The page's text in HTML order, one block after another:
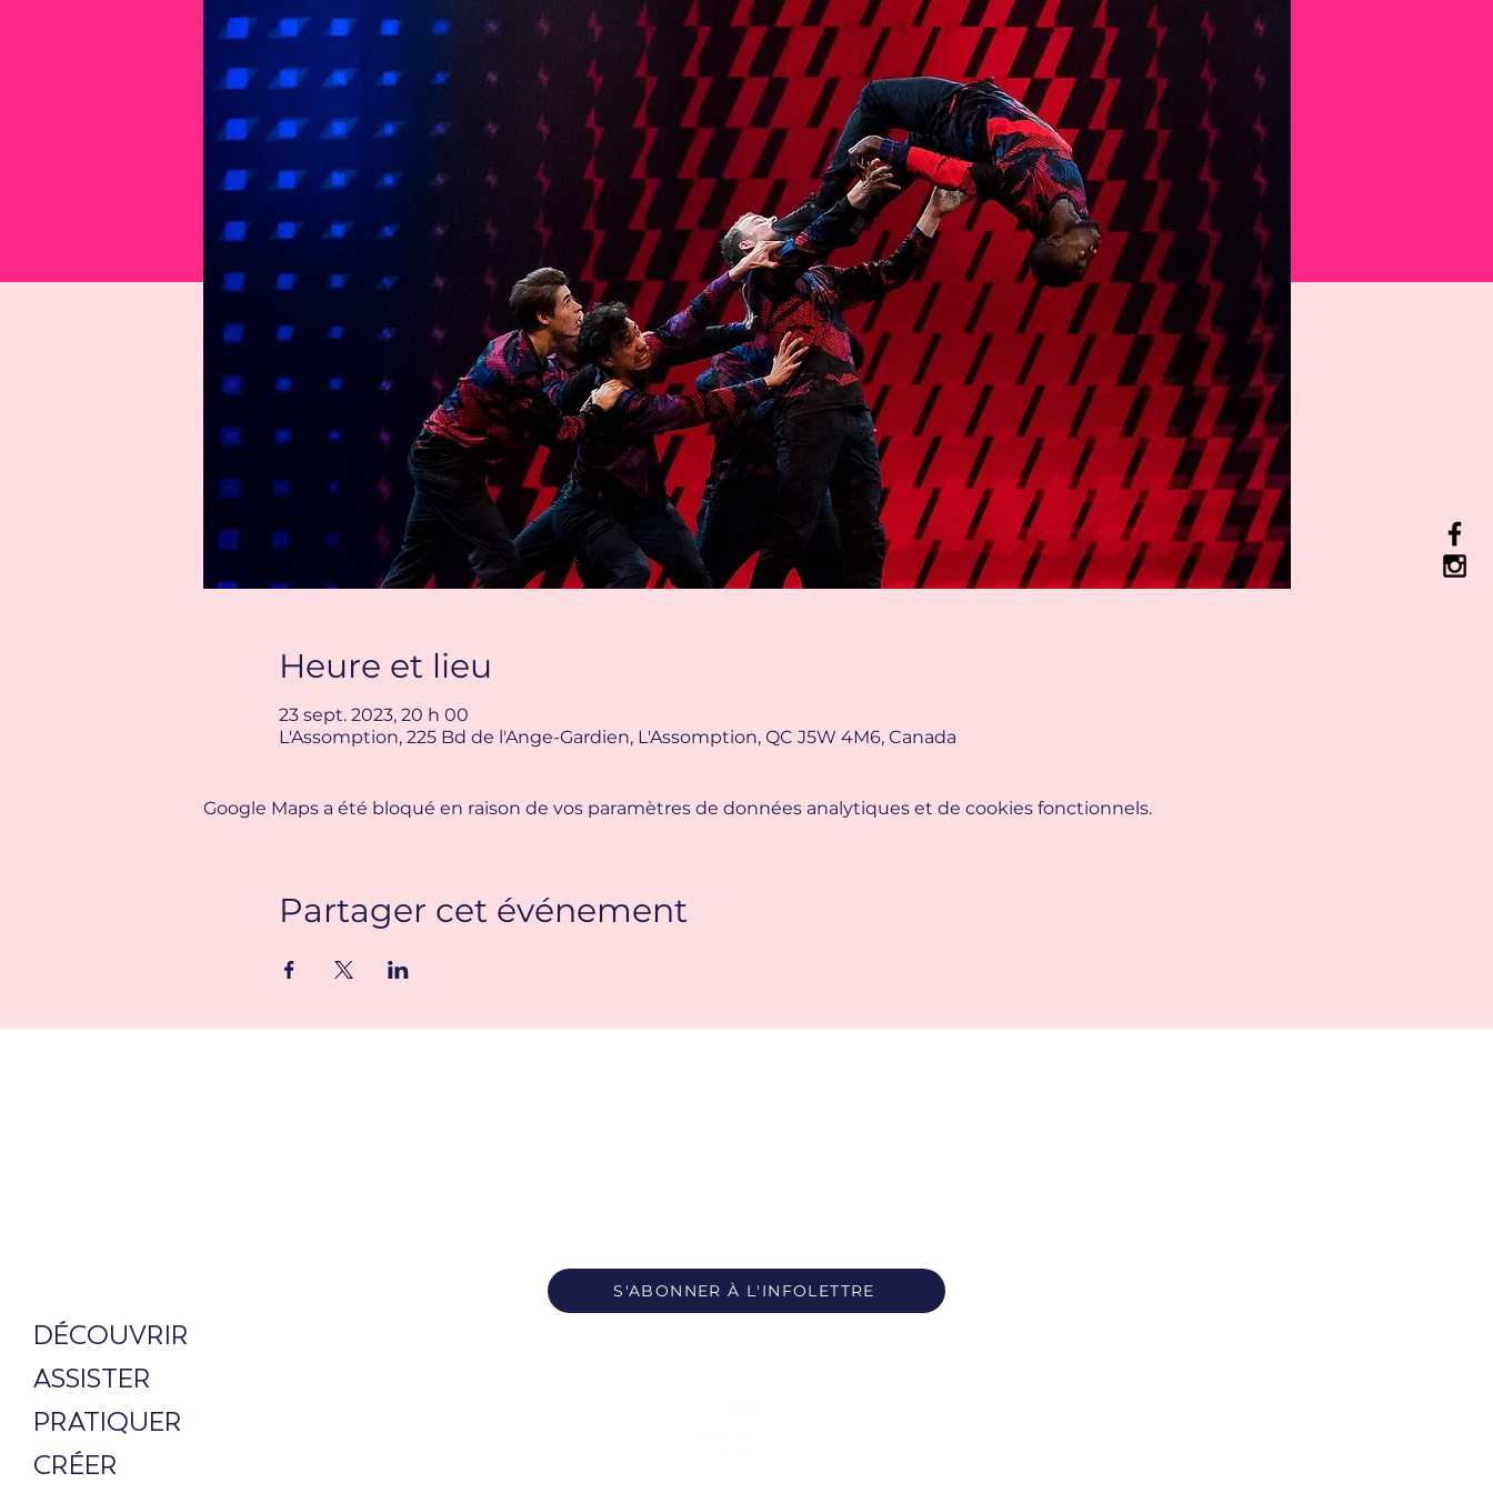
Heure et lieu
23 sept. 2023, 20 h 00
L'Assomption, 225 Bd de l'Ange-Gardien, L'Assomption, QC J5W 4M6, Canada
Google Maps a été bloqué en raison de vos paramètres de données analytiques et de cookies fonctionnels.
Partager cet événement
DÉCOUVRIR
ASSISTER
PRATIQUER
CRÉER
S'ABONNER À L'INFOLETTRE